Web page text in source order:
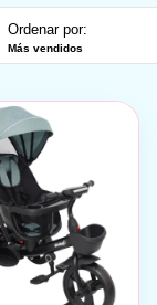
Ordenar por:
Más vendidos